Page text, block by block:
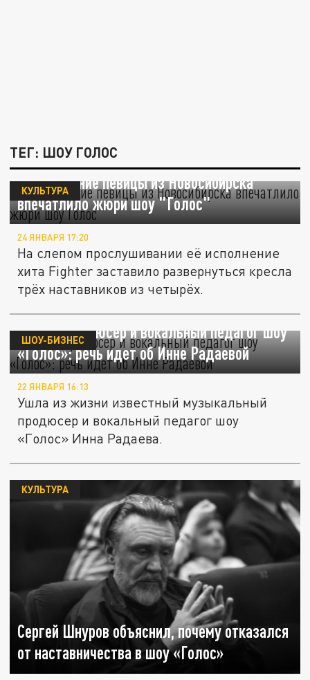
ТЕГ: ШОУ ГОЛОС
Выступление певицы из Новосибирска
впечатлило жюри шоу "Голос"
КУЛЬТУРА
24 ЯНВАРЯ 17:20
На слепом прослушивании её исполнение
хита Fighter заставило развернуться кресла
трёх наставников из четырёх.
Умерла продюсер и вокальный педагог шоу
«Голос»: речь идет об Инне Радаевой
ШОУ-БИЗНЕС
22 ЯНВАРЯ 16:13
Ушла из жизни известный музыкальный
продюсер и вокальный педагог шоу
«Голос» Инна Радаева.
Сергей Шнуров объяснил, почему отказался
от наставничества в шоу «Голос»
КУЛЬТУРА